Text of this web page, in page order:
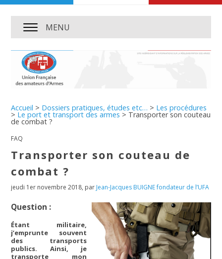
MENU
Accueil > Dossiers pratiques, études etc… > Les procédures
> Le port et transport des armes > Transporter son couteau
de combat ?
FAQ
Transporter son couteau de
combat ?
jeudi 1er novembre 2018, par Jean-Jacques BUIGNE fondateur de l’UFA
Question :
Étant militaire,
j’emprunte souvent
des transports
publics. Ainsi, je
transporte mon